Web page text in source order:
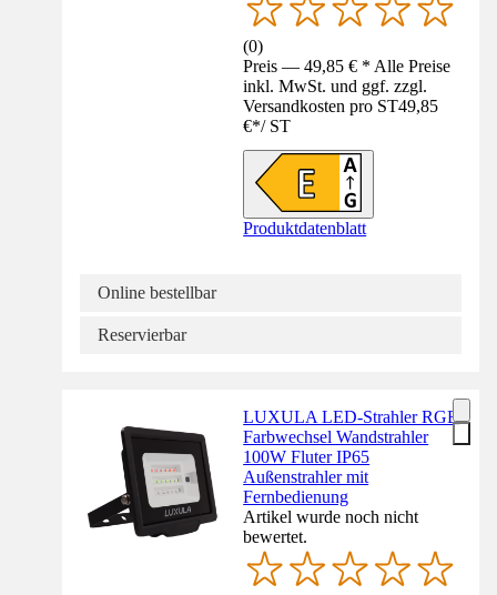
(0)
Preis — 49,85 € * Alle Preise
inkl. MwSt. und ggf. zzgl.
Versandkosten pro ST49,85
€*/ ST
Produktdatenblatt
Online bestellbar
Reservierbar
LUXULA LED-Strahler RGB
Farbwechsel Wandstrahler
100W Fluter IP65
Außenstrahler mit
Fernbedienung
Artikel wurde noch nicht
bewertet.